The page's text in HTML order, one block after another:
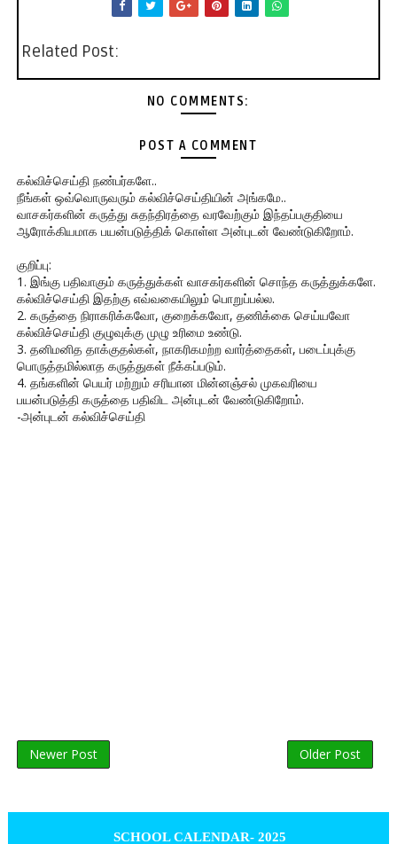
Related Post:
NO COMMENTS:
POST A COMMENT
கல்விச்செய்தி நண்பர்களே..
நீங்கள் ஒவ்வொருவரும் கல்விச்செய்தியின் அங்கமே..
வாசகர்களின் கருத்து சுதந்திரத்தை வரவேற்கும் இந்தப்பகுதியை
ஆரோக்கியமாக பயன்படுத்திக் கொள்ள அன்புடன் வேண்டுகிறோம்.
குறிப்பு:
1. இங்கு பதிவாகும் கருத்துக்கள் வாசகர்களின் சொந்த கருத்துக்களே.
கல்விச்செய்தி இதற்கு எவ்வகையிலும் பொறுப்பல்ல.
2. கருத்தை நிராகரிக்கவோ, குறைக்கவோ, தணிக்கை செய்யவோ
கல்விச்செய்தி குழுவுக்கு முழு உரிமை உண்டு.
3. தனிமனித தாக்குதல்கள், நாகரிகமற்ற வார்த்தைகள், படைப்புக்கு
பொருத்தமில்லாத கருத்துகள் நீக்கப்படும்.
4. தங்களின் பெயர் மற்றும் சரியான மின்னஞ்சல் முகவரியை
பயன்படுத்தி கருத்தை பதிவிட அன்புடன் வேண்டுகிறோம்.
-அன்புடன் கல்விச்செய்தி
Newer Post Older Post
SCHOOL CALENDAR- 2025